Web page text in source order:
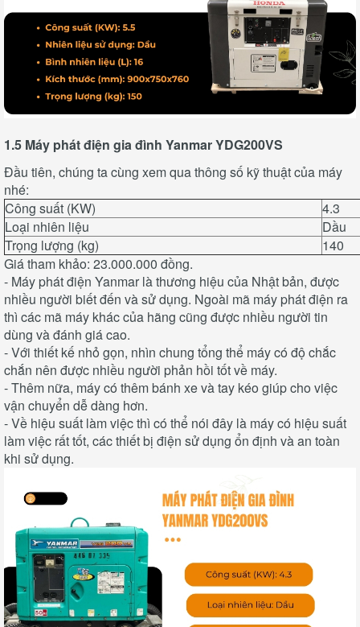
1.5 Máy phát điện gia đình Yanmar YDG200VS
Đầu tiên, chúng ta cùng xem qua thông số kỹ thuật của máy
nhé:
Công suất (KW)
4.3
Loại nhiên liệu
Dầu
Trọng lượng (kg)
140
Giá tham khảo: 23.000.000 đồng.
- Máy phát điện Yanmar là thương hiệu của Nhật bản, được
nhiều người biết đến và sử dụng. Ngoài mã máy phát điện ra
thì các mã máy khác của hãng cũng được nhiều người tin
dùng và đánh giá cao.
- Với thiết kế nhỏ gọn, nhìn chung tổng thể máy có độ chắc
chắn nên được nhiều người phản hồi tốt về máy.
- Thêm nữa, máy có thêm bánh xe và tay kéo giúp cho việc
vận chuyển dễ dàng hơn.
- Về hiệu suất làm việc thì có thể nói đây là máy có hiệu suất
làm việc rất tốt, các thiết bị điện sử dụng ổn định và an toàn
khi sử dụng.